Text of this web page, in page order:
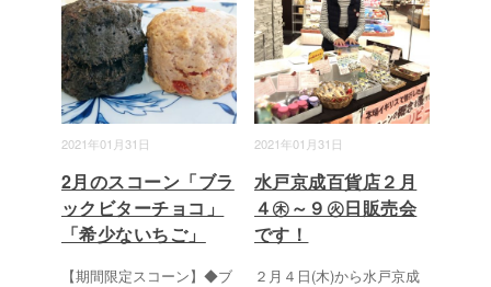
2021年01月31日
2月のスコーン「ブラ
ックビターチョコ」
「希少ないちご」
【期間限定スコーン】◆ブ
2021年01月31日
水戸京成百貨店２月
４㊍～９㊋日販売会
です！
２月４日(木)から水戸京成